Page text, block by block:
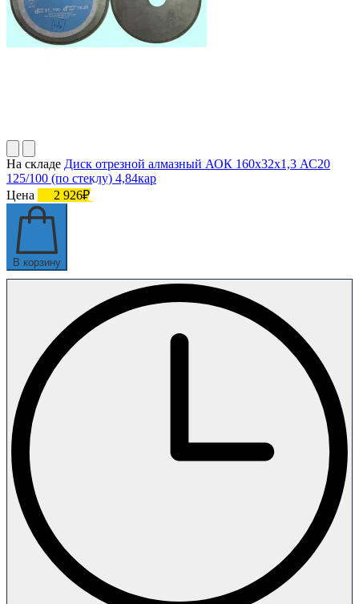
На складе Диск отрезной алмазный АОК 160х32х1,3 АС20
125/100 (по стеклу) 4,84кар
Цена
2 926₽
В корзину